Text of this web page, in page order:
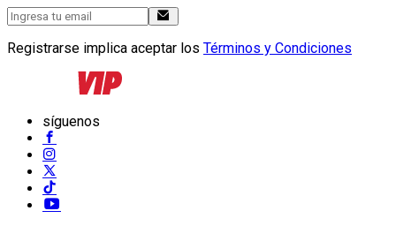
Registrarse implica aceptar los Términos y Condiciones
síguenos